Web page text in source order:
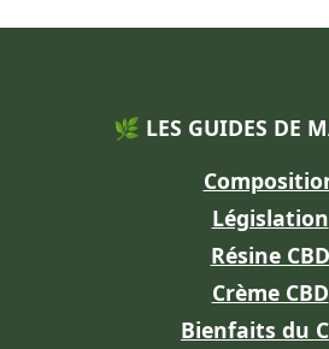
🌿 LES GUIDES DE
Législation
Résine CBD
Crème CBD
Bienfaits du